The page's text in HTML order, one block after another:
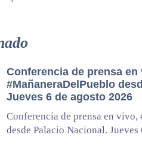
Conferencia de prensa en
#MañaneraDelPueblo
Jueves 6 de agosto 2026
Conferencia de prensa en vivo,
desde Palacio Nacional. Jueves